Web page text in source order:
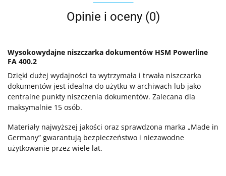
Opinie i oceny (0)
Wysokowydajne niszczarka dokumentów HSM Powerline
FA 400.2
Dzięki dużej wydajności ta wytrzymała i trwała niszczarka
dokumentów jest idealna do użytku w archiwach lub jako
centralne punkty niszczenia dokumentów. Zalecana dla
maksymalnie 15 osób.
Materiały najwyższej jakości oraz sprawdzona marka „Made in
Germany” gwarantują bezpieczeństwo i niezawodne
użytkowanie przez wiele lat.